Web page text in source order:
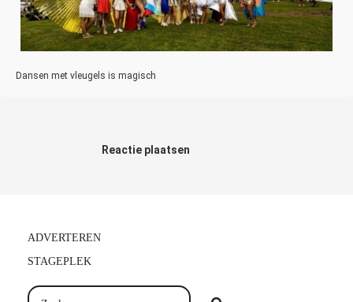
Dansen met vleugels is magisch
Reactie plaatsen
ADVERTEREN
STAGEPLEK